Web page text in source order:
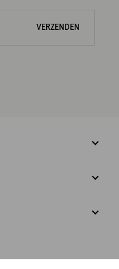
VERZENDEN